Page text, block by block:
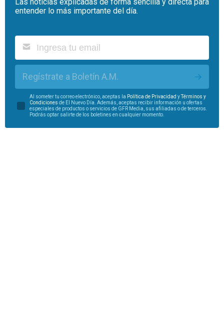
entender lo más importante del día.
Regístrate a Boletín A.M.
Al someter tu correo electrónico, aceptas la Política de Privacidad yTérminos y
Condiciones de El Nuevo Día. Además, aceptas recibir información u ofertas
especiales de productos o servicios de GFR Media, sus afiliadas o de terceros.
Podrás optar salirte de los boletines en cualquier momento.